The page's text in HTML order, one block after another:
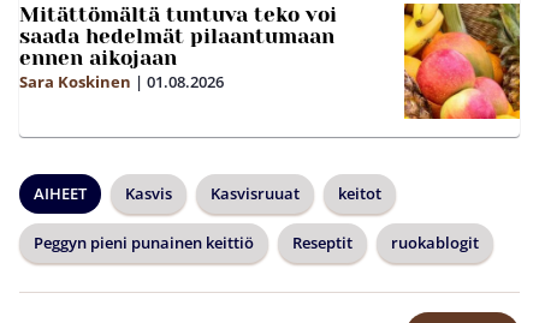
Mitättömältä tuntuva teko voi
saada hedelmät pilaantumaan
ennen aikojaan
Sara Koskinen | 01.08.2026
AIHEET Kasvis Kasvisruuat keitot
Peggyn pieni punainen keittiö Reseptit ruokablogit